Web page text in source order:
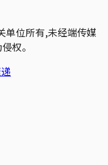
单位所有,未经端传媒
权。